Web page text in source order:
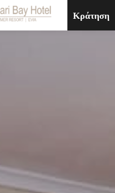
Κράτηση